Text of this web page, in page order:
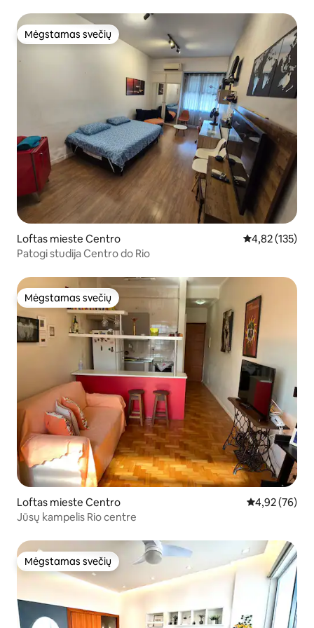
Mėgstamas svečių
Mėgstamas svečių
Loftas mieste Centro Vidutinis
4,82 (135)
Patogi studija Centro do Rio
Mėgstamas svečių
Mėgstamas svečių
Loftas mieste Centro Vidutinis
4,92 (76)
Jūsų kampelis Rio centre
Mėgstamas svečių
Mėgstamas svečių